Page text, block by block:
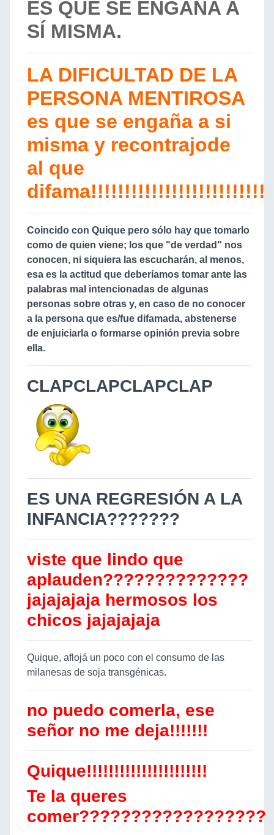
ES QUE SE ENGAÑA A
SÍ MISMA.
LA DIFICULTAD DE LA
PERSONA MENTIROSA
es que se engaña a si
misma y recontrajode
al que
difama!!!!!!!!!!!!!!!!!!!!!!!!!!
Coincido con Quique pero sólo hay que tomarlo
como de quien viene; los que "de verdad" nos
conocen, ni siquiera las escucharán, al menos,
esa es la actitud que deberíamos tomar ante las
palabras mal intencionadas de algunas
personas sobre otras y, en caso de no conocer
a la persona que es/fue difamada, abstenerse
de enjuiciarla o formarse opinión previa sobre
ella.
CLAPCLAPCLAPCLAP
ES UNA REGRESIÓN A LA
INFANCIA???????
viste que lindo que
aplauden??????????????
jajajajaja hermosos los
chicos jajajajaja
Quique, aflojá un poco con el consumo de las
milanesas de soja transgénicas.
no puedo comerla, ese
señor no me deja!!!!!!!
Quique!!!!!!!!!!!!!!!!!!!!!!
Te la queres
comer??????????????????